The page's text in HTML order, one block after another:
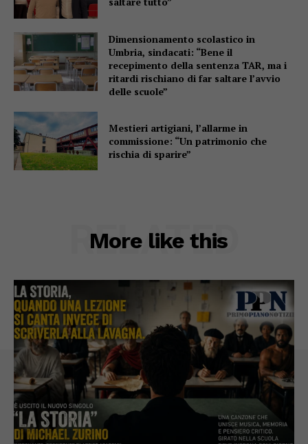
Dimensionamento scolastico in
Umbria, sindacati: “Bene il
recepimento della sentenza TAR, ma i
ritardi rischiano di far saltare l’avvio
delle scuole”
Mestieri artigiani, l’allarme in
commissione: “Un patrimonio che
rischia di sparire”
More like this
RELATED